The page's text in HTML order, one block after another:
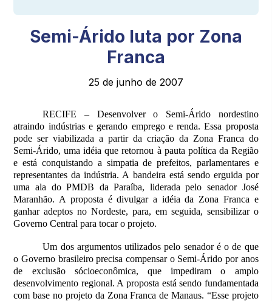
Semi-Árido luta por Zona
Franca
25 de junho de 2007
RECIFE – Desenvolver o Semi-Árido nordestino
atraindo indústrias e gerando emprego e renda. Essa proposta
pode ser viabilizada a partir da criação da Zona Franca do
Semi-Árido, uma idéia que retornou à pauta política da Região
e está conquistando a simpatia de prefeitos, parlamentares e
representantes da indústria. A bandeira está sendo erguida por
uma ala do PMDB da Paraíba, liderada pelo senador José
Maranhão. A proposta é divulgar a idéia da Zona Franca e
ganhar adeptos no Nordeste, para, em seguida, sensibilizar o
Governo Central para tocar o projeto.
Um dos argumentos utilizados pelo senador é o de que
o Governo brasileiro precisa compensar o Semi-Árido por anos
de exclusão sócioeconômica, que impediram o amplo
desenvolvimento regional. A proposta está sendo fundamentada
com base no projeto da Zona Franca de Manaus. “Esse projeto